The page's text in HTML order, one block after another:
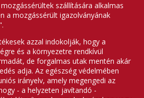
szállítására alkalmas
a mozgássérült igazolványának
azzal indokolják, hogy a
és a környezetre rendkívül
de forgalmas utak mentén akár
adja. Az egészség védelmében
irányelv, amely megengedi az
- a helyzeten javítandó -